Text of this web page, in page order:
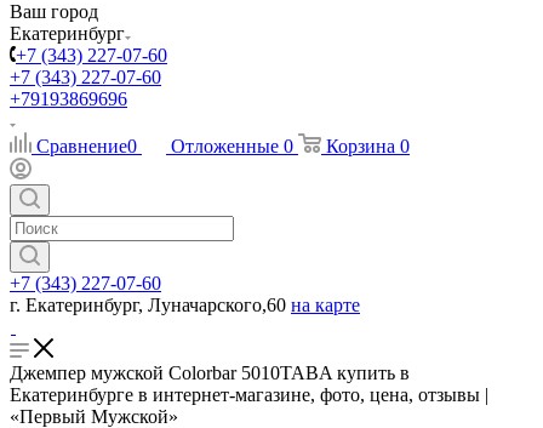
Ваш город
Екатеринбург
+7 (343) 227-07-60
+7 (343) 227-07-60
+79193869696
Сравнение0 Отложенные 0 Корзина 0
+7 (343) 227-07-60
г. Екатеринбург, Луначарского,60 на карте
Джемпер мужской Colorbar 5010TABA купить в
Екатеринбурге в интернет-магазине, фото, цена, отзывы |
«Первый Мужской»